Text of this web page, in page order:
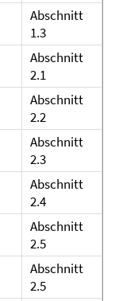
Abschnitt
1.3
Abschnitt
2.1
Abschnitt
2.2
Abschnitt
2.3
Abschnitt
2.4
Abschnitt
2.5
Abschnitt
2.5